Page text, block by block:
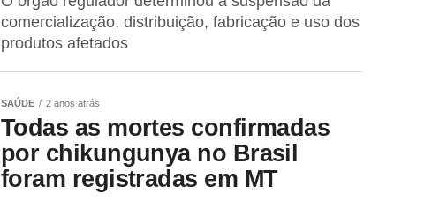
comercialização, distribuição, fabricação e uso dos
produtos afetados
SAÚDE 2 anos atrás
Todas as mortes confirmadas
por chikungunya no Brasil
foram registradas em MT